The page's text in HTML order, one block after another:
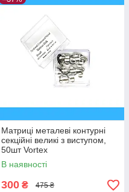
Матриці металеві контурні
секційні великі з виступом,
50шт Vortex
В наявності
300 ₴ 475 ₴